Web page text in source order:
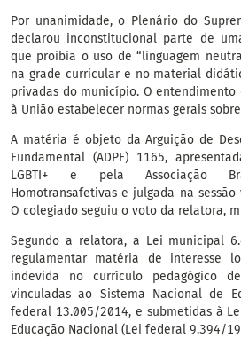
Por unanimidade, o Plenário do
declarou inconstitucional parte de
que proibia o uso de “linguagem
na grade curricular e no material
privadas do município. O entendimento
à União estabelecer normas gerais
A matéria é objeto da Arguição de
Fundamental (ADPF) 1165,
LGBTI+ e pela Associação
Homotransafetivas e julgada na
O colegiado seguiu o voto da relatora,
Segundo a relatora, a Lei municipal
regulamentar matéria de interesse
indevida no currículo pedagógico
vinculadas ao Sistema Nacional de
federal 13.005/2014, e submetidas à
Educação Nacional (Lei federal 9.394/